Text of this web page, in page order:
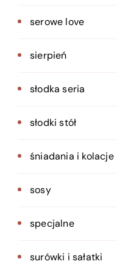
serowe love
sierpień
słodka seria
słodki stół
śniadania i kolacje
sosy
specjalne
surówki i sałatki